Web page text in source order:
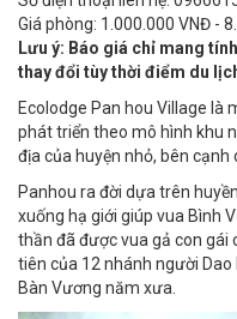
Giá phòng: 1.000.000 VNĐ -
Lưu ý: Báo giá chỉ mang
thay đổi tùy thời điểm du
Ecolodge Pan hou Village là
phát triển theo mô hình khu
địa của huyện nhỏ, bên
Panhou ra đời dựa trên
xuống hạ giới giúp vua Bình
thần đã được vua gả con gái
tiên của 12 nhánh người
Bàn Vương năm xưa.